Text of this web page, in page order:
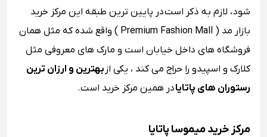
شود ، لازم به ذکر است در پایین ترین طبقه این مرکز خرید
بازار مد ( Premium Fashion Mall ) واقع شده که مثل همان
فروشگاه های داخل خیابان است و مارک های معروفی مثل
کلارک و اسپیدو را حراج می کند ، یکی از بهترین و ارزان ترین
رستوران های پاتایادر همین مرکز خرید است.
مرکز خرید میموسا پاتایا